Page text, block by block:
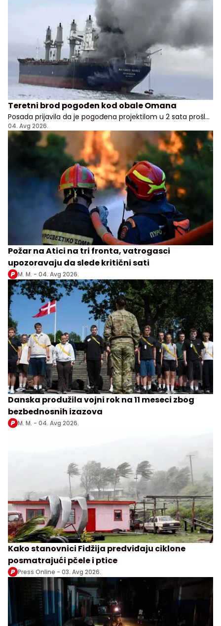
Teretni brod pogođen kod obale Omana
Posada prijavila da je pogođena projektilom u 2 sata prošle
noći, nema potvrde odakle je napad pokrenut
04. Avg 2026.
Požar na Atici na tri fronta, vatrogasci
upozoravaju da slede kritični sati
M. M. - 04. Avg 2026.
Danska produžila vojni rok na 11 meseci zbog
bezbednosnih izazova
M. M. - 04. Avg 2026.
Kako stanovnici Fidžija predviđaju ciklone
posmatrajući pčele i ptice
Press Online - 03. Avg 2026.